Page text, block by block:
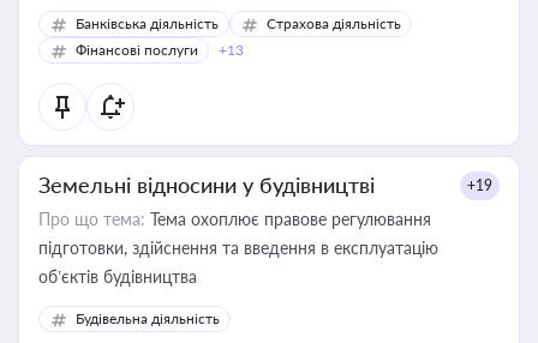
Банківська діяльність
Страхова діяльність
Фінансові послуги
+13
Земельні відносини у будівництві +19
Про що тема: Тема охоплює правове регулювання
підготовки, здійснення та введення в експлуатацію
об’єктів будівництва
Будівельна діяльність